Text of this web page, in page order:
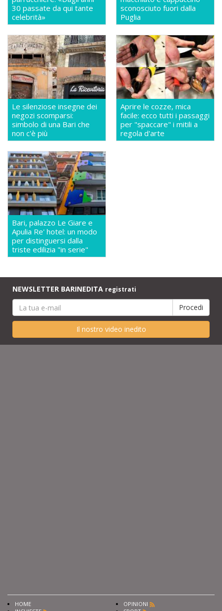
30 passate da qui tante
celebrità»
sconosciuto fuori dalla
Puglia
Le silenziose insegne dei
negozi scomparsi:
simbolo di una Bari che
non c'è più
Aprire le cozze, mica
facile: ecco tutti i passaggi
per "spaccare" i mitili a
regola d'arte
Bari, palazzo Le Giare e
Apulia Re' hotel: un modo
per distinguersi dalla
triste edilizia "in serie"
NEWSLETTER BARINEDITA registrati
Il nostro video inedito
HOME
OPINIONI